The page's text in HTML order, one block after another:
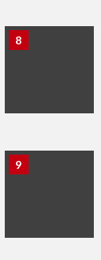
8
9